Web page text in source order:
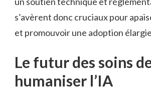
s’avèrent donc cruciaux pour
et promouvoir une adoption
Le futur des soins
humaniser l’IA